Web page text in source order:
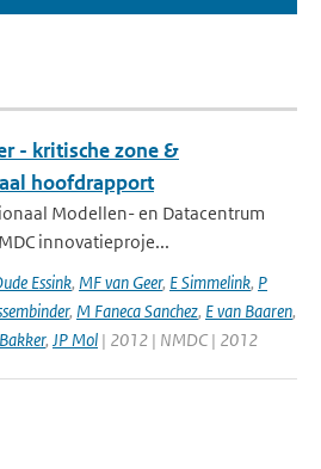
- kritische zone &
hoofdrapport
Modellen- en Datacentrum
innovatieproje...
Essink, MF van Geer, E Simmelink, P
, M Faneca Sanchez, E van Baaren,
, JP Mol | 2012 | NMDC | 2012